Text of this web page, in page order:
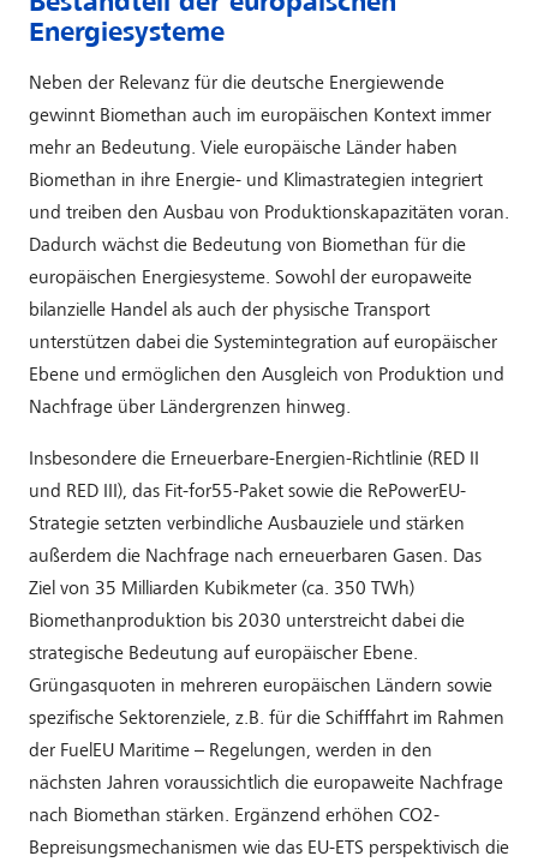
Energiesysteme
Neben der Relevanz für die deutsche Energiewende
gewinnt Biomethan auch im europäischen Kontext immer
mehr an Bedeutung. Viele europäische Länder haben
Biomethan in ihre Energie- und Klimastrategien integriert
und treiben den Ausbau von Produktionskapazitäten voran.
Dadurch wächst die Bedeutung von Biomethan für die
europäischen Energiesysteme. Sowohl der europaweite
bilanzielle Handel als auch der physische Transport
unterstützen dabei die Systemintegration auf europäischer
Ebene und ermöglichen den Ausgleich von Produktion und
Nachfrage über Ländergrenzen hinweg.
Insbesondere die Erneuerbare-Energien-Richtlinie (RED II
und RED III), das Fit-for55-Paket sowie die RePowerEU-
Strategie setzten verbindliche Ausbauziele und stärken
außerdem die Nachfrage nach erneuerbaren Gasen. Das
Ziel von 35 Milliarden Kubikmeter (ca. 350 TWh)
Biomethanproduktion bis 2030 unterstreicht dabei die
strategische Bedeutung auf europäischer Ebene.
Grüngasquoten in mehreren europäischen Ländern sowie
spezifische Sektorenziele, z.B. für die Schifffahrt im Rahmen
der FuelEU Maritime – Regelungen, werden in den
nächsten Jahren voraussichtlich die europaweite Nachfrage
nach Biomethan stärken. Ergänzend erhöhen CO2-
Bepreisungsmechanismen wie das EU-ETS perspektivisch die